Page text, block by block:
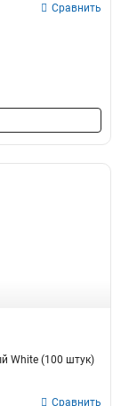
Сравнить
White (100 штук)
Сравнить